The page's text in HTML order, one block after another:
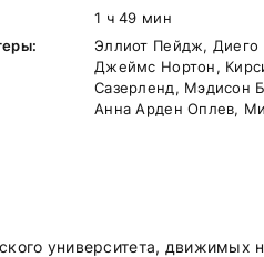
1 ч 49 мин
Эллиот Пейдж, Диего
Джеймс Нортон,
Сазерленд, Мэдисон
Анна Арден Оплев,
университета,